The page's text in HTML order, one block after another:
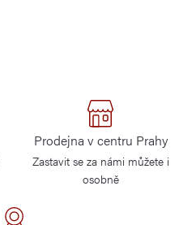
Prodejna v centru Prahy
Zastavit se za námi můžete i
osobně